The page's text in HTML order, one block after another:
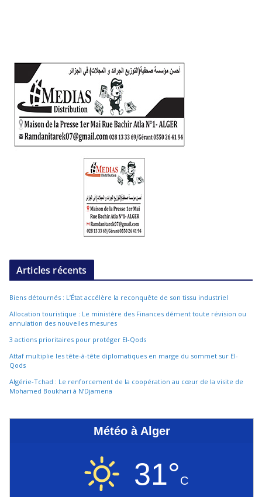
Articles récents
Biens détournés : L’État accélère la reconquête de son tissu industriel
Allocation touristique : Le ministère des Finances dément toute révision ou
annulation des nouvelles mesures
3 actions prioritaires pour protéger El-Qods
Attaf multiplie les tête-à-tête diplomatiques en marge du sommet sur El-
Qods
Algérie-Tchad : Le renforcement de la coopération au cœur de la visite de
Mohamed Boukhari à N’Djamena
Météo à Alger
31°C